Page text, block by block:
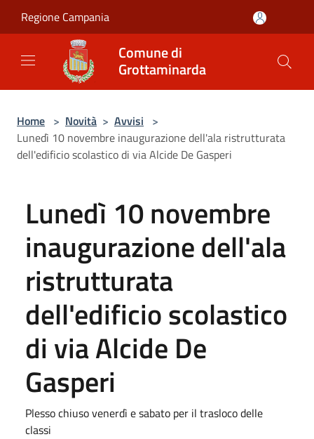
Regione Campania
Comune di
Grottaminarda
Home > Novità > Avvisi >
Lunedì 10 novembre inaugurazione dell'ala ristrutturata
dell'edificio scolastico di via Alcide De Gasperi
Lunedì 10 novembre
inaugurazione dell'ala
ristrutturata
dell'edificio scolastico
di via Alcide De
Gasperi
Plesso chiuso venerdì e sabato per il trasloco delle
classi